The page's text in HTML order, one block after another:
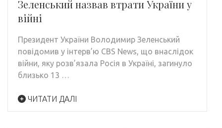
Зеленський назвав втрати України у
війні
Президент України Володимир Зеленський
повідомив у інтерв’ю CBS News, що внаслідок
війни, яку розв’язала Росія в Україні, загинуло
близько 13 …
ЧИТАТИ ДАЛІ